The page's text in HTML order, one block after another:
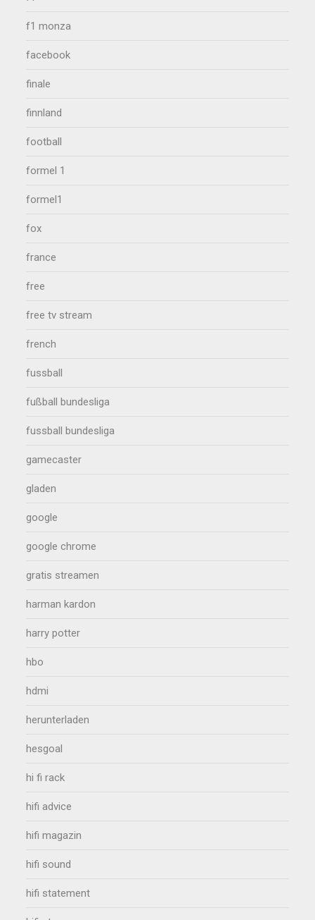
f1 monza
facebook
finale
finnland
football
formel 1
formel1
fox
france
free
free tv stream
french
fussball
fußball bundesliga
fussball bundesliga
gamecaster
gladen
google
google chrome
gratis streamen
harman kardon
harry potter
hbo
hdmi
herunterladen
hesgoal
hi fi rack
hifi advice
hifi magazin
hifi sound
hifi statement